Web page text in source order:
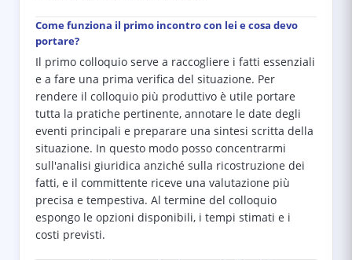
Come funziona il primo incontro con lei e cosa devo
portare?
Il primo colloquio serve a raccogliere i fatti essenziali
e a fare una prima verifica del situazione. Per
rendere il colloquio più produttivo è utile portare
tutta la pratiche pertinente, annotare le date degli
eventi principali e preparare una sintesi scritta della
situazione. In questo modo posso concentrarmi
sull'analisi giuridica anziché sulla ricostruzione dei
fatti, e il committente riceve una valutazione più
precisa e tempestiva. Al termine del colloquio
espongo le opzioni disponibili, i tempi stimati e i
costi previsti.